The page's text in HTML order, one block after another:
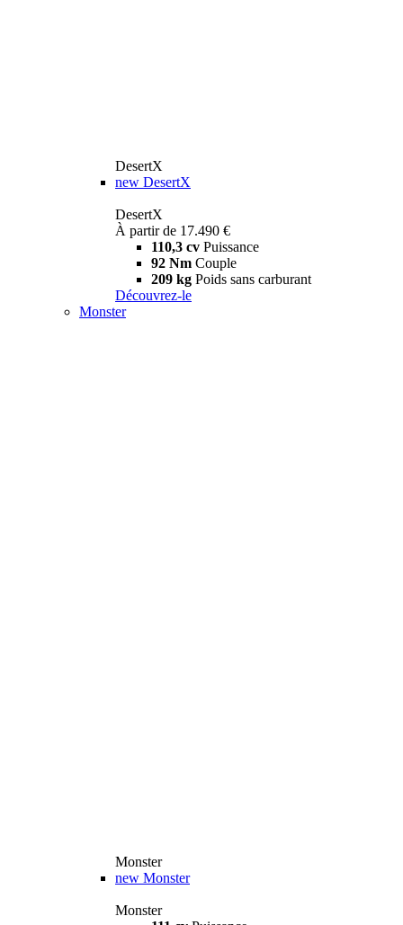
DesertX
new DesertX
DesertX
À partir de 17.490 €
110,3 cv Puissance
92 Nm Couple
209 kg Poids sans carburant
Découvrez-le
Monster
Monster
new Monster
Monster